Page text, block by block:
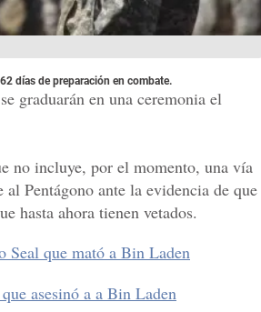
días de preparación en combate.
graduarán en una ceremonia el
no incluye, por el momento, una vía
Pentágono ante la evidencia de que
hasta ahora tienen vetados.
Seal que mató a Bin Laden
asesinó a a Bin Laden